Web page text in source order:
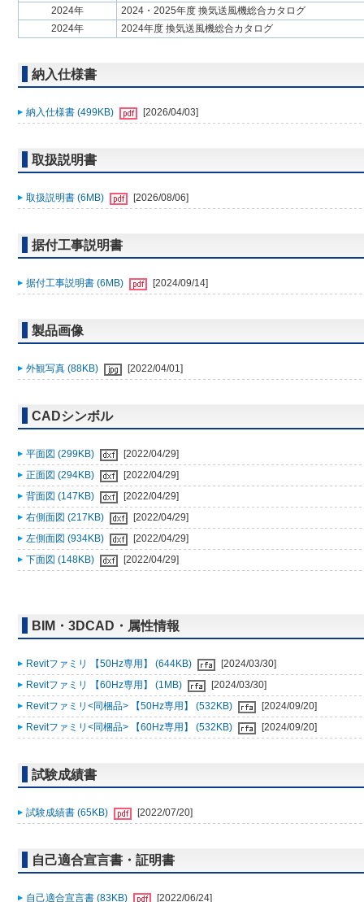
2024年
2024・2025年度 換気送風機総合カタログ
2024年
2024年度 換気送風機総合カタログ
納入仕様書
納入仕様書 (499KB) [2026/04/03]
取扱説明書
取扱説明書 (6MB) [2026/08/06]
据付工事説明書
据付工事説明書 (6MB) [2024/09/14]
製品画像
外観写真 (88KB) [2022/04/01]
CADシンボル
平面図 (299KB)
[2022/04/29]
正面図 (294KB)
[2022/04/29]
背面図 (147KB)
[2022/04/29]
右側面図 (217KB)
[2022/04/29]
左側面図 (934KB)
[2022/04/29]
下面図 (148KB)
[2022/04/29]
BIM・3DCAD・属性情報
Revitファミリ 【50Hz専用】 (644KB)
[2024/03/30]
Revitファミリ 【60Hz専用】 (1MB)
[2024/03/30]
Revitファミリ<同梱品> 【50Hz専用】 (532KB)
[2024/09/20]
Revitファミリ<同梱品> 【60Hz専用】 (532KB)
[2024/09/20]
試験成績書
試験成績書 (65KB) [2022/07/20]
自己適合宣言書・証明書
自己適合宣言書 (83KB) [2022/06/24]